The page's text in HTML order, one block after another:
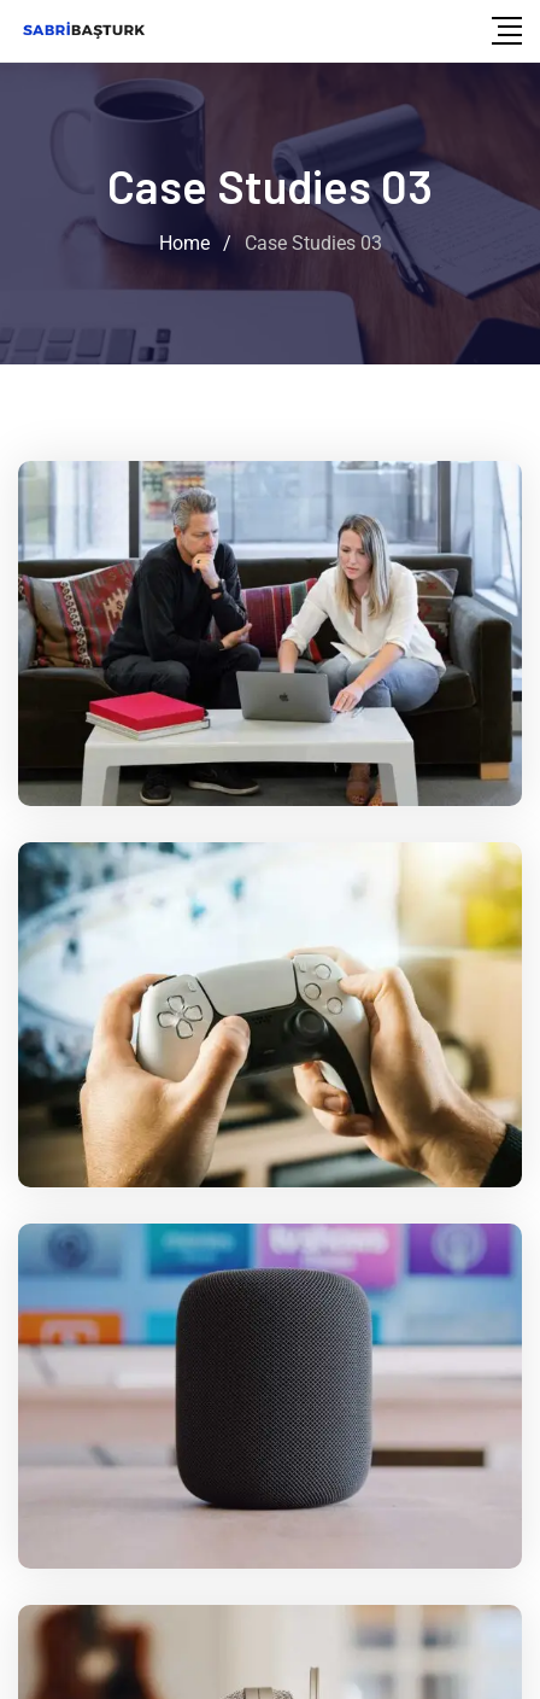
Case Studies 03
Home / Case Studies 03